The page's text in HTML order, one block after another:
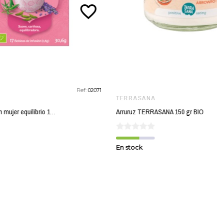
Ref:02071
Yogi tea infusion mujer equilibrio 17 bolsas BIO
favorite_border
TERRASANA
Arruruz TERRASANA 150 gr BIO
En stock